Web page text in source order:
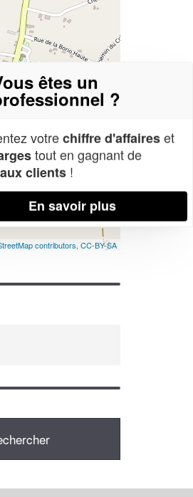
contributors, CC-BY-SA
êtes un
?
votrechiffre d'affaireset
tout en gagnant de
clients !
En savoir plus